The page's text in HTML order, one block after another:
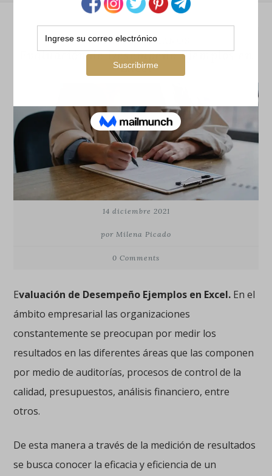
RECURSOS HUMANOS
Evaluación de Desempeño Ejemplos en
Excel
14 diciembre 2021
por Milena Picado
0 Comments
Evaluación de Desempeño Ejemplos en Excel. En el
ámbito empresarial las organizaciones
constantemente se preocupan por medir los
resultados en las diferentes áreas que las componen
por medio de auditorías, procesos de control de la
calidad, presupuestos, análisis financiero, entre
otros.
De esta manera a través de la medición de resultados
se busca conocer la eficacia y eficiencia de un